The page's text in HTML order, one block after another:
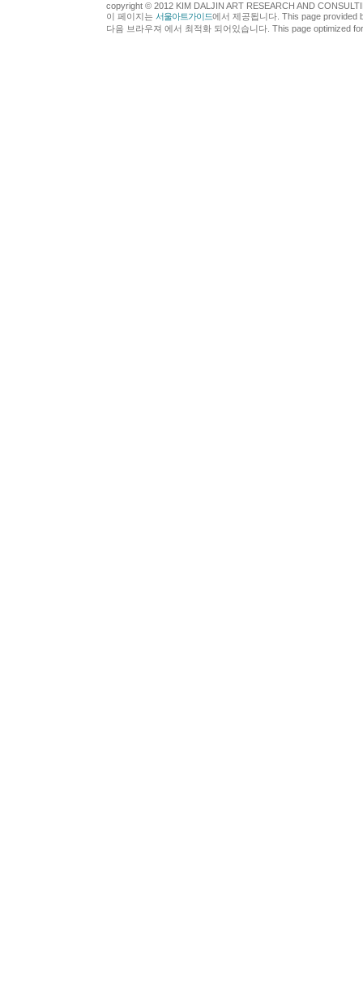
copyright © 2012 KIM DALJIN ART RESEARCH AND
이 페이지는 서울아트가이드에서 제공됩니다. This page provided
다음 브라우져 에서 최적화 되어있습니다. This page optimized